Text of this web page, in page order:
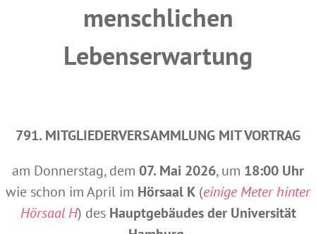
menschlichen
Lebenserwartung
791. MITGLIEDERVERSAMMLUNG MIT VORTRAG
am Donnerstag, dem 07. Mai 2026, um 18:00 Uhr
wie schon im April im Hörsaal K (einige Meter hinter
Hörsaal H) des Hauptgebäudes der Universität